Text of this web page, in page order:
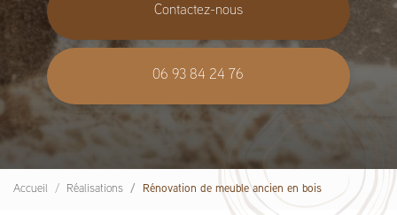
Contactez-nous
06 93 84 24 76
Accueil Réalisations Rénovation de meuble ancien en bois